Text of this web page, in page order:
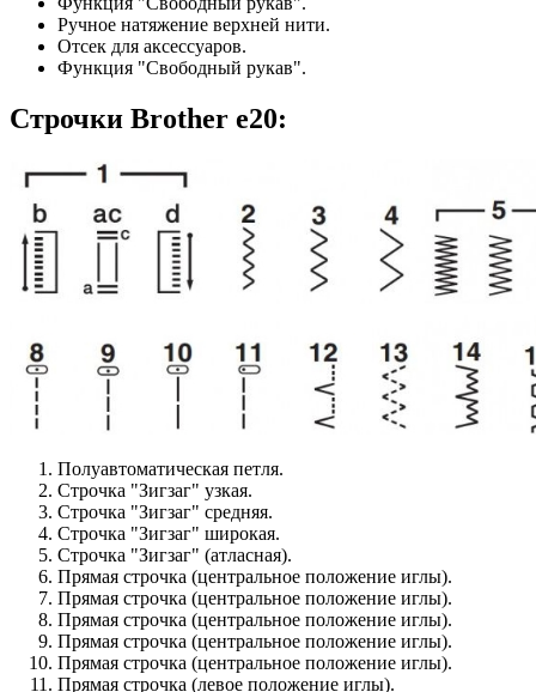
Ручное натяжение верхней нити.
Отсек для аксессуаров.
Функция "Свободный рукав".
Строчки Brother e20:
Полуавтоматическая петля.
Строчка "Зигзаг" узкая.
Строчка "Зигзаг" средняя.
Строчка "Зигзаг" широкая.
Строчка "Зигзаг" (атласная).
Прямая строчка (центральное положение иглы).
Прямая строчка (центральное положение иглы).
Прямая строчка (центральное положение иглы).
Прямая строчка (центральное положение иглы).
Прямая строчка (центральное положение иглы).
Прямая строчка (левое положение иглы).